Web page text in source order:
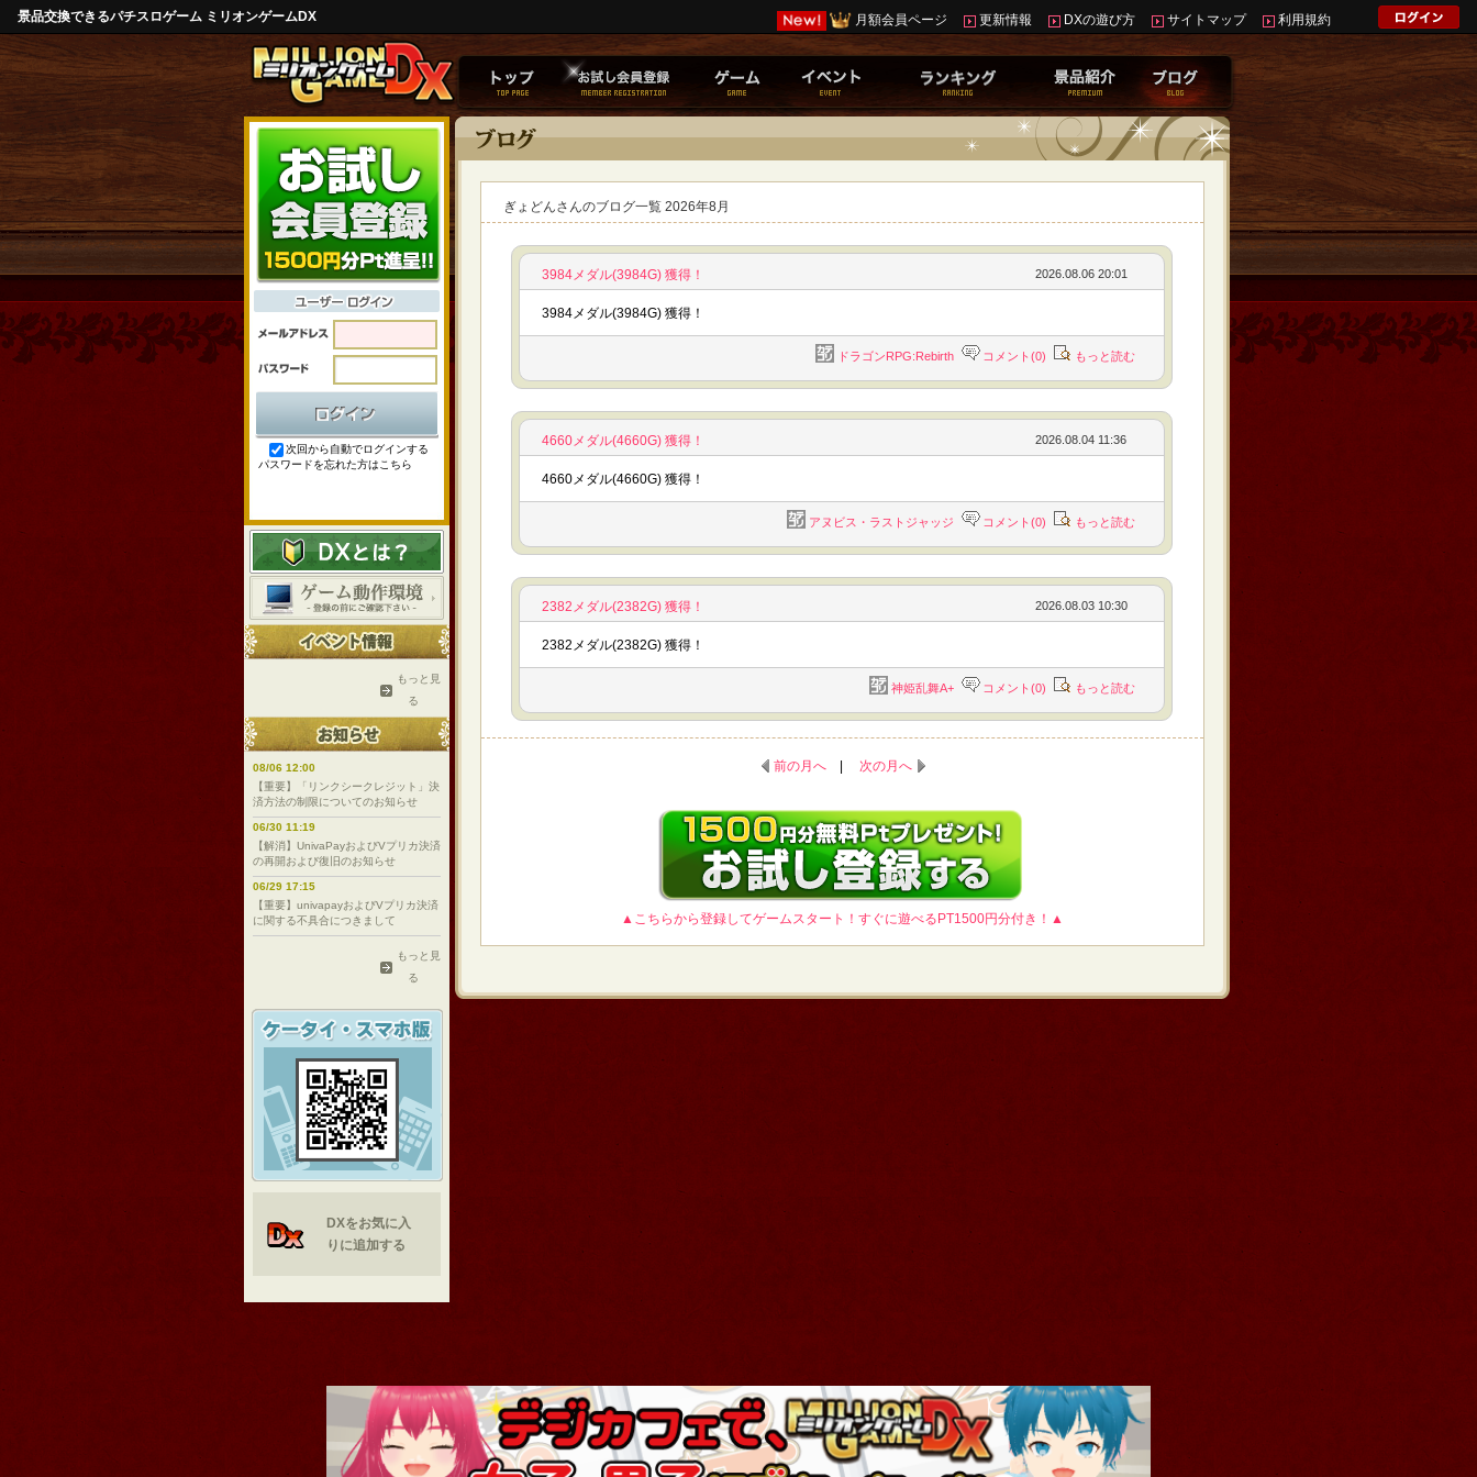
景品交換できるパチスロゲーム ミリオンゲームDX 月額会員ページ 更新情報 DXの遊び方 サイトマップ 利用規約
次回から自動でログインする
パスワードを忘れた方はこちら
もっと見
る
08/06 12:00
【重要】「リンクシークレジット」決
済方法の制限についてのお知らせ
06/30 11:19
【解消】UnivaPayおよびVプリカ決済
の再開および復旧のお知らせ
06/29 17:15
【重要】univapayおよびVプリカ決済
に関する不具合につきまして
もっと見
る
DXをお気に入
りに追加する
ぎょどんさんのブログ一覧 2026年8月
3984メダル(3984G) 獲得！ 2026.08.06 20:01
3984メダル(3984G) 獲得！
ドラゴンRPG:Rebirth コメント(0) もっと読む
4660メダル(4660G) 獲得！ 2026.08.04 11:36
4660メダル(4660G) 獲得！
アヌビス・ラストジャッジ コメント(0) もっと読む
2382メダル(2382G) 獲得！ 2026.08.03 10:30
2382メダル(2382G) 獲得！
神姫乱舞A+ コメント(0) もっと読む
前の月へ| 次の月へ
▲こちらから登録してゲームスタート！すぐに遊べるPT1500円分付き！▲